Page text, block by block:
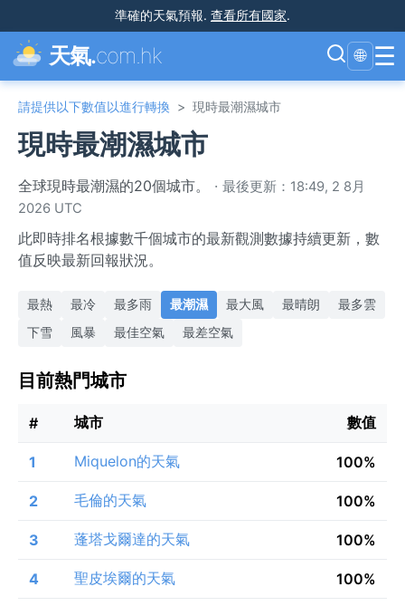
準確的天氣預報. 查看所有國家.
天氣.com.hk 🌐 ☰
請提供以下數值以進行轉換 > 現時最潮濕城市
現時最潮濕城市
全球現時最潮濕的20個城市。 · 最後更新：18:49, 2 8月
2026 UTC
此即時排名根據數千個城市的最新觀測數據持續更新，數
值反映最新回報狀況。
最熱 最冷 最多雨 最潮濕 最大風 最晴朗
最多雲
下雪
風暴 最佳空氣 最差空氣
目前熱門城市
# 城市 數值
1 Miquelon的天氣 100%
2 毛倫的天氣 100%
3 蓬塔戈爾達的天氣 100%
4 聖皮埃爾的天氣 100%